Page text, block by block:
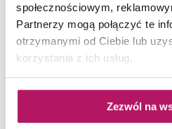
społecznościowym,
Partnerzy mogą połączyć te
otrzymanymi od Ciebie lub
korzystania z ich usług.
Zezwól na
3.4836
Brodzik prostokątny, 80x100
biały